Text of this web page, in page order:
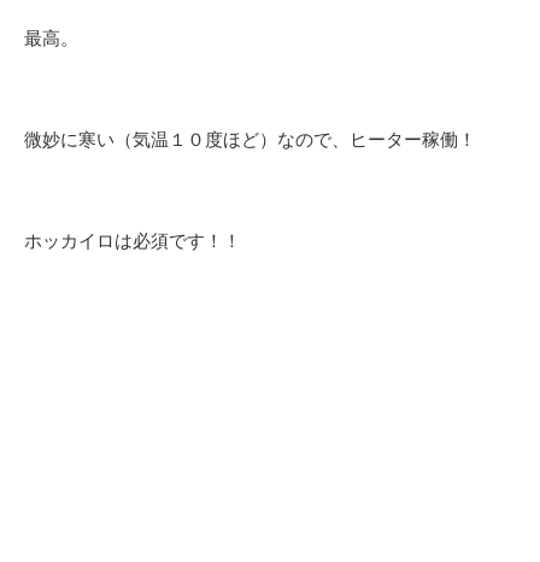
最高。
微妙に寒い（気温１０度ほど）なので、ヒーター稼働！
ホッカイロは必須です！！